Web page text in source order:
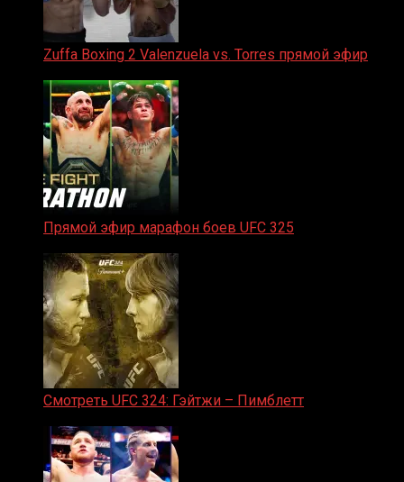
Zuffa Boxing 2 Valenzuela vs. Torres прямой эфир
Прямой эфир марафон боев UFC 325
Смотреть UFC 324: Гэйтжи – Пимблетт